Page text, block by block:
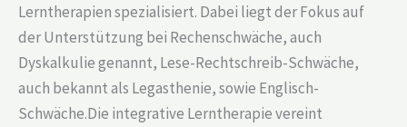
Lerntherapien spezialisiert. Dabei liegt der Fokus auf
der Unterstützung bei Rechenschwäche, auch
Dyskalkulie genannt, Lese-Rechtschreib-Schwäche,
auch bekannt als Legasthenie, sowie Englisch-
Schwäche.Die integrative Lerntherapie vereint